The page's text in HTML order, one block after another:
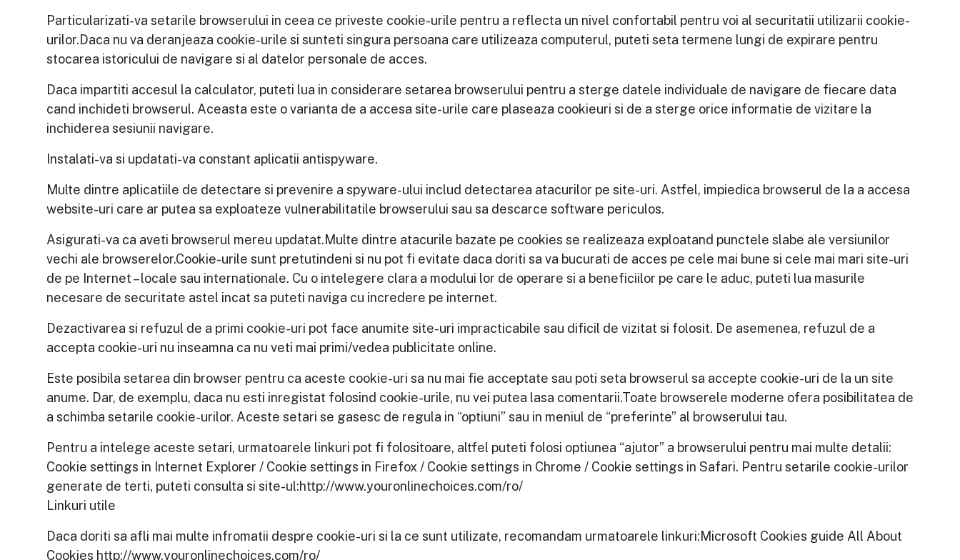
Particularizati-va setarile browserului in ceea ce priveste cookie-urile pentru a reflecta un nivel confortabil pentru voi al securitatii utilizarii cookie-
urilor.Daca nu va deranjeaza cookie-urile si sunteti singura persoana care utilizeaza computerul, puteti seta termene lungi de expirare pentru
stocarea istoricului de navigare si al datelor personale de acces.
Daca impartiti accesul la calculator, puteti lua in considerare setarea browserului pentru a sterge datele individuale de navigare de fiecare data
cand inchideti browserul. Aceasta este o varianta de a accesa site-urile care plaseaza cookieuri si de a sterge orice informatie de vizitare la
inchiderea sesiunii navigare.
Instalati-va si updatati-va constant aplicatii antispyware.
Multe dintre aplicatiile de detectare si prevenire a spyware-ului includ detectarea atacurilor pe site-uri. Astfel, impiedica browserul de la a accesa
website-uri care ar putea sa exploateze vulnerabilitatile browserului sau sa descarce software periculos.
Asigurati-va ca aveti browserul mereu updatat.Multe dintre atacurile bazate pe cookies se realizeaza exploatand punctele slabe ale versiunilor
vechi ale browserelor.Cookie-urile sunt pretutindeni si nu pot fi evitate daca doriti sa va bucurati de acces pe cele mai bune si cele mai mari site-uri
de pe Internet – locale sau internationale. Cu o intelegere clara a modului lor de operare si a beneficiilor pe care le aduc, puteti lua masurile
necesare de securitate astel incat sa puteti naviga cu incredere pe internet.
Dezactivarea si refuzul de a primi cookie-uri pot face anumite site-uri impracticabile sau dificil de vizitat si folosit. De asemenea, refuzul de a
accepta cookie-uri nu inseamna ca nu veti mai primi/vedea publicitate online.
Este posibila setarea din browser pentru ca aceste cookie-uri sa nu mai fie acceptate sau poti seta browserul sa accepte cookie-uri de la un site
anume. Dar, de exemplu, daca nu esti inregistat folosind cookie-urile, nu vei putea lasa comentarii.Toate browserele moderne ofera posibilitatea de
a schimba setarile cookie-urilor. Aceste setari se gasesc de regula in “optiuni” sau in meniul de “preferinte” al browserului tau.
Pentru a intelege aceste setari, urmatoarele linkuri pot fi folositoare, altfel puteti folosi optiunea “ajutor” a browserului pentru mai multe detalii:
Cookie settings in Internet Explorer / Cookie settings in Firefox / Cookie settings in Chrome / Cookie settings in Safari. Pentru setarile cookie-urilor
generate de terti, puteti consulta si site-ul:http://www.youronlinechoices.com/ro/
Linkuri utile
Daca doriti sa afli mai multe infromatii despre cookie-uri si la ce sunt utilizate, recomandam urmatoarele linkuri:Microsoft Cookies guide All About
Cookies http://www.youronlinechoices.com/ro/